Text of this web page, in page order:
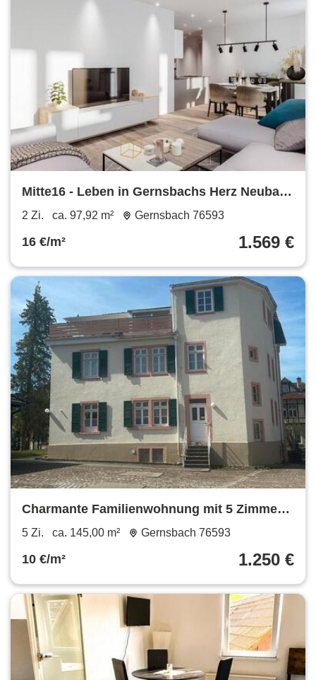
Mitte16 - Leben in Gernsbachs Herz Neubau
KFW-QNG 40
2 Zi. ca. 97,92 m² Gernsbach 76593
16 €/m² 1.569 €
Charmante Familienwohnung mit 5 Zimmern
in Gernsbach
5 Zi. ca. 145,00 m² Gernsbach 76593
10 €/m² 1.250 €